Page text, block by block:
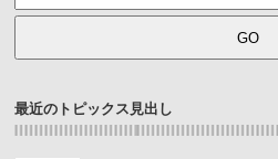
最近のトピックス見出し